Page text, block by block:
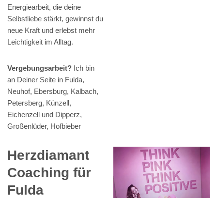
Energiearbeit, die deine
Selbstliebe stärkt, gewinnst du
neue Kraft und erlebst mehr
Leichtigkeit im Alltag.
Vergebungsarbeit? Ich bin
an Deiner Seite in Fulda,
Neuhof, Ebersburg, Kalbach,
Petersberg, Künzell,
Eichenzell und Dipperz,
Großenlüder, Hofbieber
Herzdiamant
Coaching für
Fulda